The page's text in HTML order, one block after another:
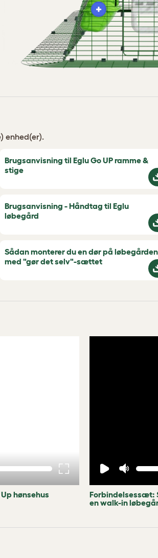
enhed(er).
Brugsanvisning til Eglu Go UP ramme &
stige
Brugsanvisning - Håndtag til Eglu
løbegård
Sådan monterer du en dør på løbegården
med "gør det selv"-sættet
hønsehus
Forbindelsessæt:
en walk-in